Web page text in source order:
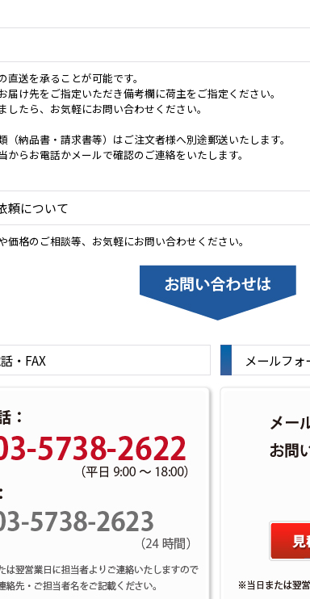
直送を承ることが可能です。
届け先をご指定いただき備考欄に荷主をご指定ください。
したら、お気軽にお問い合わせください。
納品書・請求書等）はご注文者様へ別途郵送いたします。
らお電話かメールで確認のご連絡をいたします。
頼について
格のご相談等、お気軽にお問い合わせください。
・FAX メールフォ